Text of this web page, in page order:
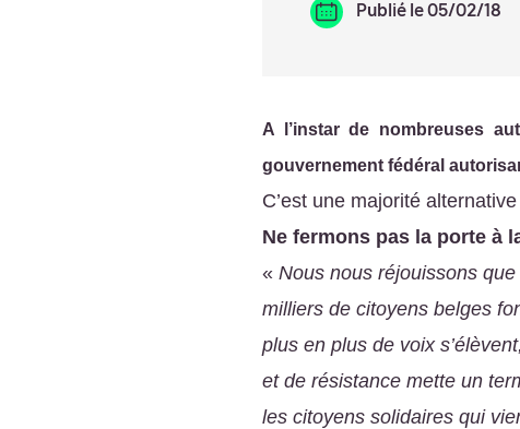
Publié le 05/02/18
A l’instar de nombreuses
gouvernement fédéral
C’est une majorité
Ne fermons pas la porte à
« Nous nous réjouissons
milliers de citoyens belges
plus en plus de voix
et de résistance mette un
les citoyens solidaires qui